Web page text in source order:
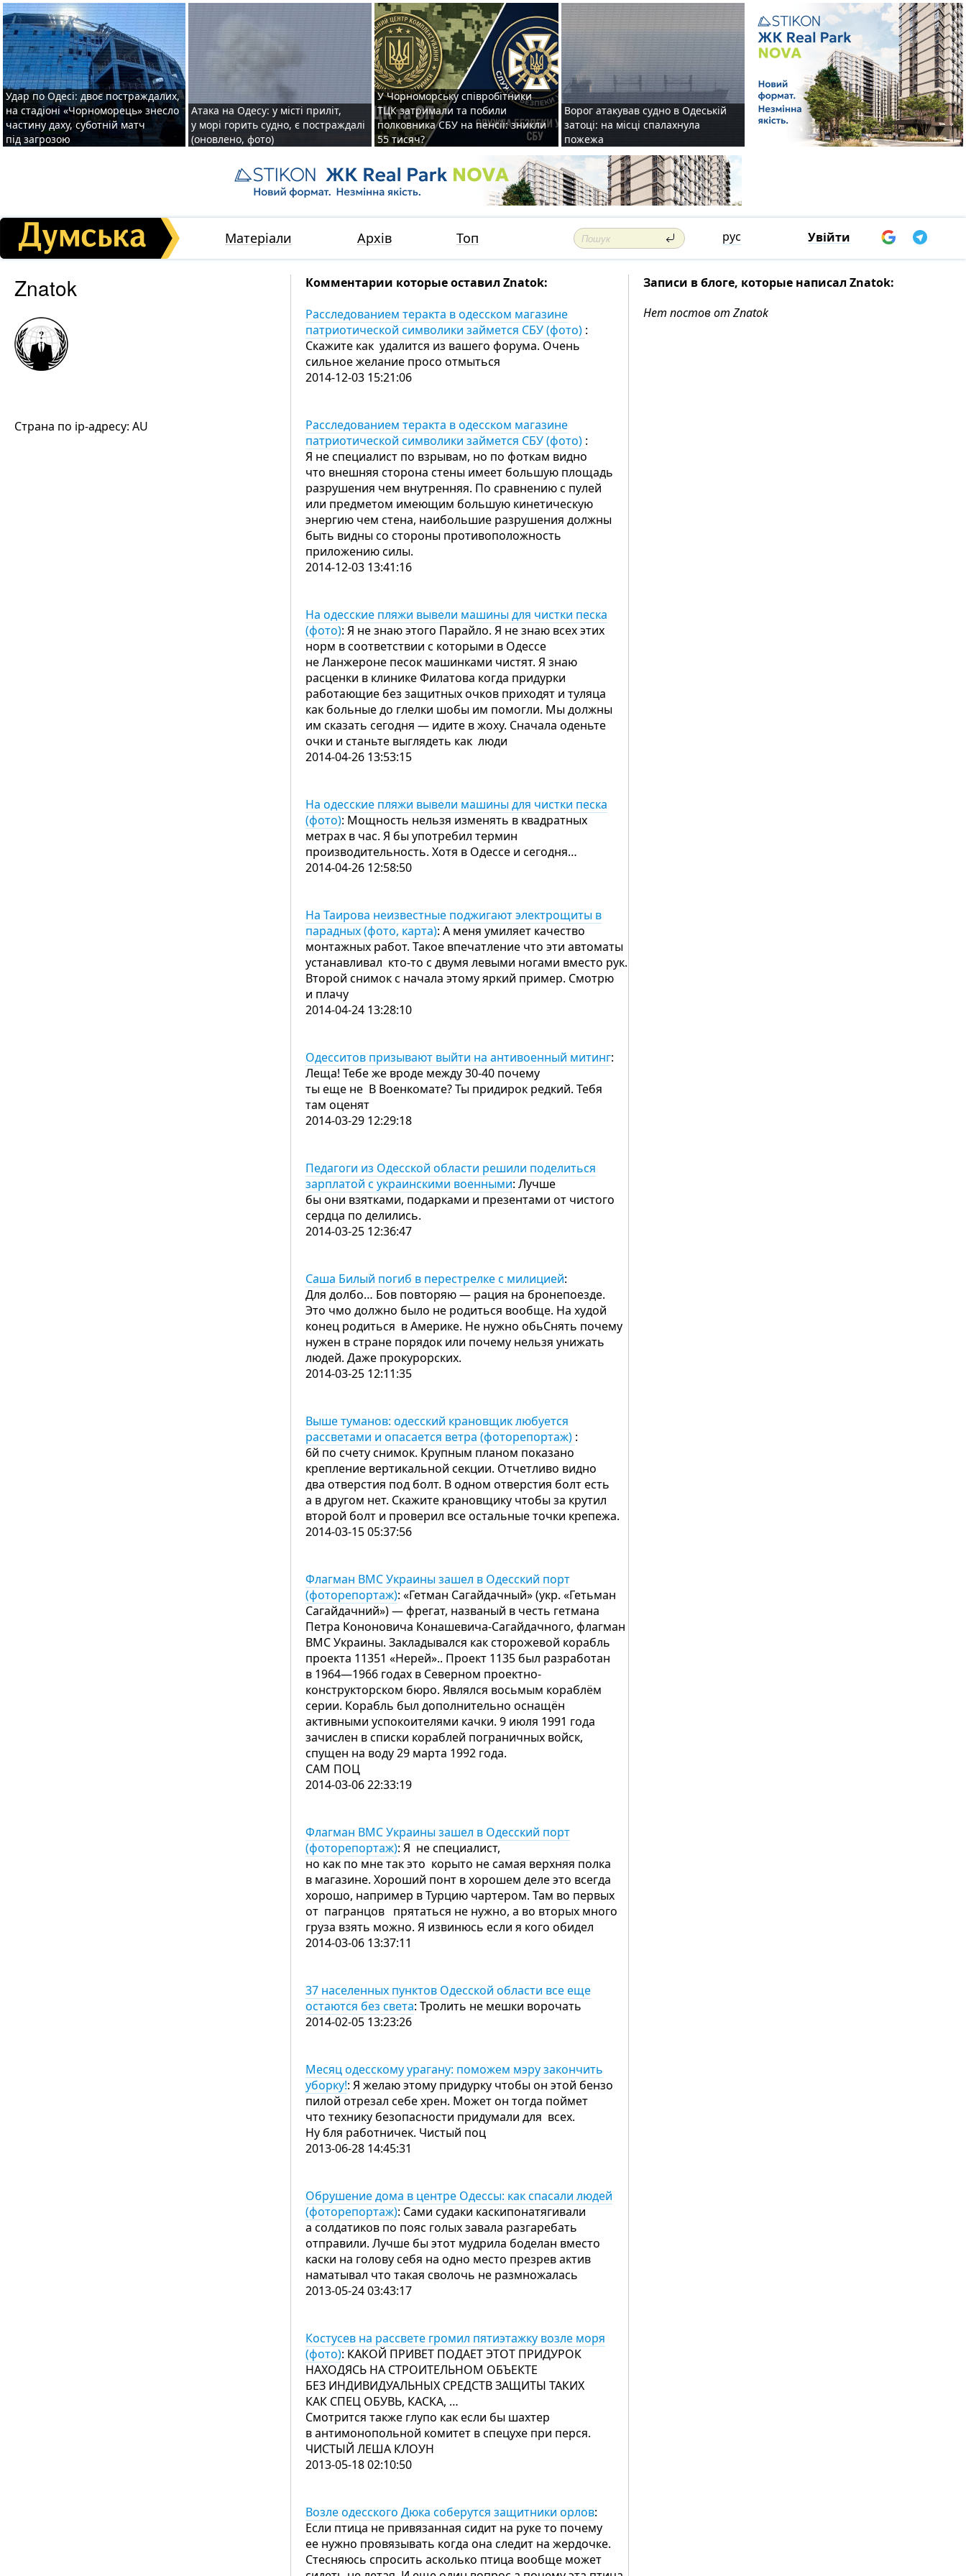
Удар по Одесі: двоє постраждалих,
на стадіоні «Чорноморець» знесло
частину даху, суботній матч
під загрозою
Атака на Одесу: у місті приліт,
у морі горить судно, є постраждалі
(оновлено, фото)
У Чорноморську співробітники
ТЦК затримали та побили
полковника СБУ на пенсії: зникли
55 тисяч?
Ворог атакував судно в Одеській
затоці: на місці спалахнула
пожежа
Матеріали Архів Топ рус Увійти
Znatok
Страна по ip-адресу: AU
Комментарии которые оставил Znatok:
Расследованием теракта в одесском магазине
патриотической символики займется СБУ (фото) :
Скажите как удалится из вашего форума. Очень
сильное желание просо отмыться
2014-12-03 15:21:06
Расследованием теракта в одесском магазине
патриотической символики займется СБУ (фото) :
Я не специалист по взрывам, но по фоткам видно
что внешняя сторона стены имеет большую площадь
разрушения чем внутренняя. По сравнению с пулей
или предметом имеющим большую кинетическую
энергию чем стена, наибольшие разрушения должны
быть видны со стороны противоположность
приложению силы.
2014-12-03 13:41:16
На одесские пляжи вывели машины для чистки песка
(фото): Я не знаю этого Парайло. Я не знаю всех этих
норм в соответствии с которыми в Одессе
не Ланжероне песок машинками чистят. Я знаю
расценки в клинике Филатова когда придурки
работающие без защитных очков приходят и туляца
как больные до глелки шобы им помогли. Мы должны
им сказать сегодня — идите в жоху. Сначала оденьте
очки и станьте выглядеть как люди
2014-04-26 13:53:15
На одесские пляжи вывели машины для чистки песка
(фото): Мощность нельзя изменять в квадратных
метрах в час. Я бы употребил термин
производительность. Хотя в Одессе и сегодня…
2014-04-26 12:58:50
На Таирова неизвестные поджигают электрощиты в
парадных (фото, карта): А меня умиляет качество
монтажных работ. Такое впечатление что эти автоматы
устанавливал кто-то с двумя левыми ногами вместо рук.
Второй снимок с начала этому яркий пример. Смотрю
и плачу
2014-04-24 13:28:10
Одесситов призывают выйти на антивоенный митинг:
Леща! Тебе же вроде между 30-40 почему
ты еще не В Военкомате? Ты придирок редкий. Тебя
там оценят
2014-03-29 12:29:18
Педагоги из Одесской области решили поделиться
зарплатой с украинскими военными: Лучше
бы они взятками, подарками и презентами от чистого
сердца по делились.
2014-03-25 12:36:47
Саша Билый погиб в перестрелке с милицией:
Для долбо… Бов повторяю — рация на бронепоезде.
Это чмо должно было не родиться вообще. На худой
конец родиться в Америке. Не нужно обьСнять почему
нужен в стране порядок или почему нельзя унижать
людей. Даже прокурорских.
2014-03-25 12:11:35
Выше туманов: одесский крановщик любуется
рассветами и опасается ветра (фоторепортаж) :
6й по счету снимок. Крупным планом показано
крепление вертикальной секции. Отчетливо видно
два отверстия под болт. В одном отверстия болт есть
а в другом нет. Скажите крановщику чтобы за крутил
второй болт и проверил все остальные точки крепежа.
2014-03-15 05:37:56
Флагман ВМС Украины зашел в Одесский порт
(фоторепортаж): «Гетман Сагайдачный» (укр. «Гетьман
Сагайдачний») — фрегат, названый в честь гетмана
Петра Кононовича Конашевича-Сагайдачного, флагман
ВМС Украины. Закладывался как сторожевой корабль
проекта 11351 «Нерей».. Проект 1135 был разработан
в 1964—1966 годах в Северном проектно-
конструкторском бюро. Являлся восьмым кораблём
серии. Корабль был дополнительно оснащён
активными успокоителями качки. 9 июля 1991 года
зачислен в списки кораблей пограничных войск,
спущен на воду 29 марта 1992 года.
САМ ПОЦ
2014-03-06 22:33:19
Флагман ВМС Украины зашел в Одесский порт
(фоторепортаж): Я не специалист,
но как по мне так это корыто не самая верхняя полка
в магазине. Хороший понт в хорошем деле это всегда
хорошо, например в Турцию чартером. Там во первых
от пагранцов прятаться не нужно, а во вторых много
груза взять можно. Я извинюсь если я кого обидел
2014-03-06 13:37:11
37 населенных пунктов Одесской области все еще
остаются без света: Тролить не мешки ворочать
2014-02-05 13:23:26
Месяц одесскому урагану: поможем мэру закончить
уборку!: Я желаю этому придурку чтобы он этой бензо
пилой отрезал себе хрен. Может он тогда поймет
что технику безопасности придумали для всех.
Ну бля работничек. Чистый поц
2013-06-28 14:45:31
Обрушение дома в центре Одессы: как спасали людей
(фоторепортаж): Сами судаки каскипонатягивали
а солдатиков по пояс голых завала разгаребать
отправили. Лучше бы этот мудрила боделан вместо
каски на голову себя на одно место презрев актив
наматывал что такая сволочь не размножалась
2013-05-24 03:43:17
Костусев на рассвете громил пятиэтажку возле моря
(фото): КАКОЙ ПРИВЕТ ПОДАЕТ ЭТОТ ПРИДУРОК
НАХОДЯСЬ НА СТРОИТЕЛЬНОМ ОБЪЕКТЕ
БЕЗ ИНДИВИДУАЛЬНЫХ СРЕДСТВ ЗАЩИТЫ ТАКИХ
КАК СПЕЦ ОБУВЬ, КАСКА, …
Смотрится также глупо как если бы шахтер
в антимонопольной комитет в спецухе при перся.
ЧИСТЫЙ ЛЕША КЛОУН
2013-05-18 02:10:50
Возле одесского Дюка соберутся защитники орлов:
Если птица не привязанная сидит на руке то почему
ее нужно провязывать когда она следит на жердочке.
Стесняюсь спросить асколько птица вообще может
Записи в блоге, которые написал Znatok:
Нет постов от Znatok